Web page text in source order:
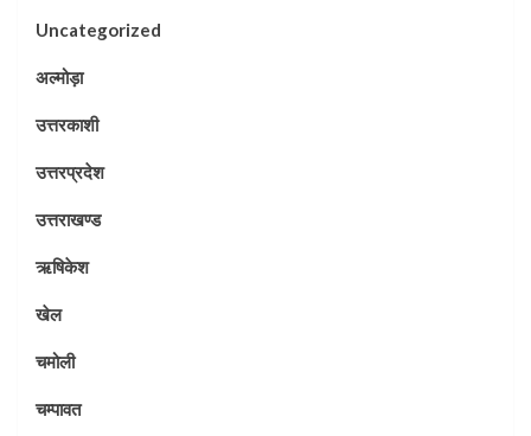
Uncategorized
अल्मोड़ा
उत्तरकाशी
उत्तरप्रदेश
उत्तराखण्ड
ऋषिकेश
खेल
चमोली
चम्पावत